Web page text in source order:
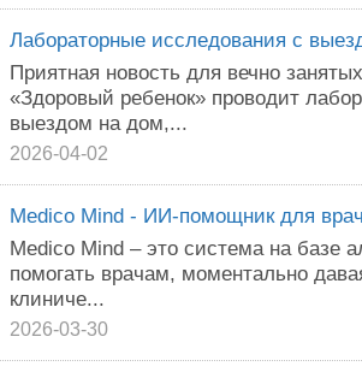
Лабораторные исследования с
Приятная новость для вечно
«Здоровый ребенок» проводит
выездом на дом,...
2026-04-02
Medico Mind - ИИ-помощник для
Medico Mind – это система на базе
помогать врачам, моментально
клиниче...
2026-03-30